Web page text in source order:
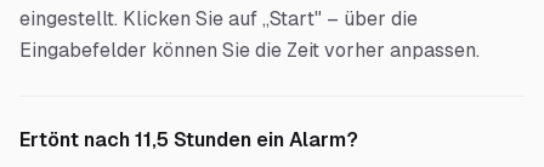
eingestellt. Klicken Sie auf „Start" – über die
Eingabefelder können Sie die Zeit vorher anpassen.
Ertönt nach 11,5 Stunden ein Alarm?